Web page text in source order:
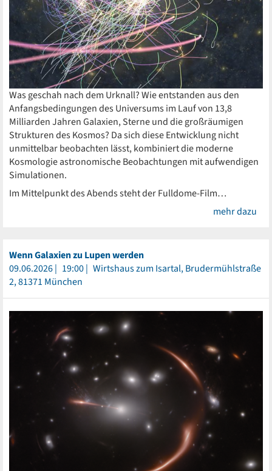
Was geschah nach dem Urknall? Wie entstanden aus den
Anfangsbedingungen des Universums im Lauf von 13,8
Milliarden Jahren Galaxien, Sterne und die großräumigen
Strukturen des Kosmos? Da sich diese Entwicklung nicht
unmittelbar beobachten lässt, kombiniert die moderne
Kosmologie astronomische Beobachtungen mit aufwendigen
Simulationen.
Im Mittelpunkt des Abends steht der Fulldome-Film…
mehr dazu
Wenn Galaxien zu Lupen werden
09.06.2026
19:00
Wirtshaus zum Isartal, Brudermühlstraße
2, 81371 München